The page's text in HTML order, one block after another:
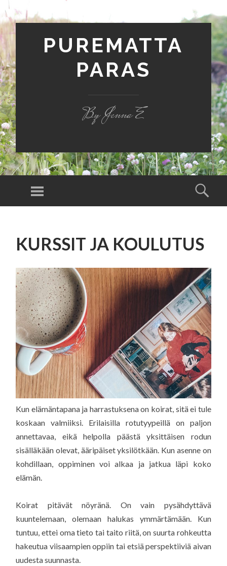
PUREMATTA
PARAS
By Jenna E
Valikko
KURSSIT JA KOULUTUS
Kun elämäntapana ja harrastuksena on koirat, sitä ei tule
koskaan valmiiksi. Erilaisilla rotutyypeillä on paljon
annettavaa, eikä helpolla päästä yksittäisen rodun
sisälläkään olevat, ääripäiset yksilötkään. Kun asenne on
kohdillaan, oppiminen voi alkaa ja jatkua läpi koko
elämän.
Koirat pitävät nöyränä. On vain pysähdyttävä
kuuntelemaan, olemaan halukas ymmärtämään. Kun
tuntuu, ettei oma tieto tai taito riitä, on suurta rohkeutta
hakeutua viisaampien oppiin tai etsiä perspektiiviä aivan
uudesta suunnasta.